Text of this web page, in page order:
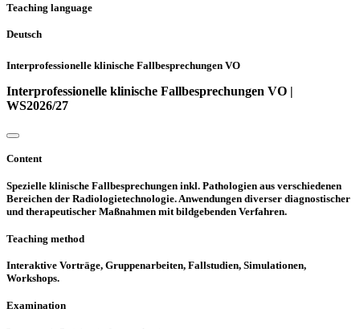
Teaching language
Deutsch
Interprofessionelle klinische Fallbesprechungen VO
Interprofessionelle klinische Fallbesprechungen VO |
WS2026/27
Content
Spezielle klinische Fallbesprechungen inkl. Pathologien aus verschiedenen
Bereichen der Radiologietechnologie. Anwendungen diverser diagnostischer
und therapeutischer Maßnahmen mit bildgebenden Verfahren.
Teaching method
Interaktive Vorträge, Gruppenarbeiten, Fallstudien, Simulationen,
Workshops.
Examination